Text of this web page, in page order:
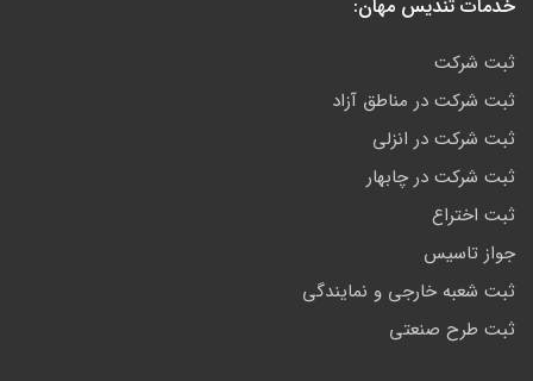
خدمات تندیس مهان:
ثبت شرکت
ثبت شرکت در مناطق آزاد
ثبت شرکت در انزلی
ثبت شرکت در چابهار
ثبت اختراع
جواز تاسیس
ثبت شعبه خارجی و نمایندگی
ثبت طرح صنعتی